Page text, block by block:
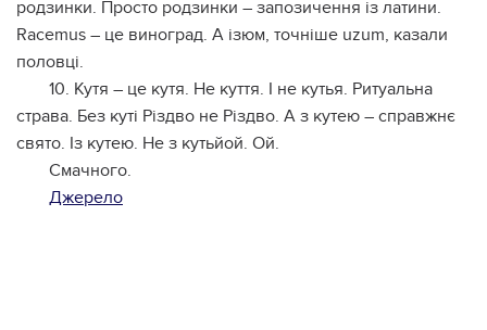
родзинки. Просто родзинки – запозичення із латини.
Racemus – це виноград. А ізюм, точніше uzum, казали
половці.
10. Кутя – це кутя. Не куття. І не кутья. Ритуальна
страва. Без куті Різдво не Різдво. А з кутею – справжнє
свято. Із кутею. Не з кутьйой. Ой.
Смачного.
Джерело